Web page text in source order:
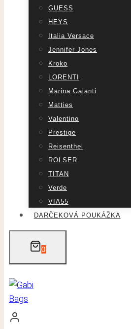
GUESS
HEYS
Italia Versace
Jennifer Jones
Kroko
LORENTI
Marina Galanti
Matties
Valentino
Prestige
Reisenthel
ROLSER
TITAN
Verde
VIA55
DARČEKOVÁ POUKÁŽKA
0